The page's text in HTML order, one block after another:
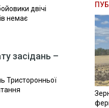
двічі
немає
засідань –
Тристоронньої